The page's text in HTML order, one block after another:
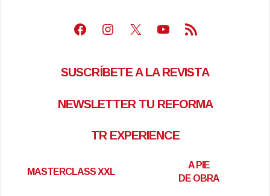
Facebook
Instagram
X Youtube
Feed RSS
SUSCRÍBETE A LA REVISTA
NEWSLETTER TU REFORMA
TR EXPERIENCE
MASTERCLASS XXL
A PIE
DE OBRA